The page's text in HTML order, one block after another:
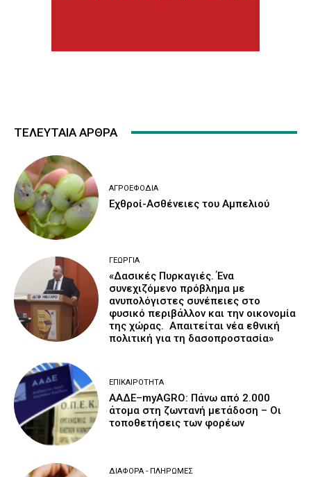
ΤΕΛΕΥΤΑΙΑ ΑΡΘΡΑ
ΑΓΡΟΕΦΌΔΙΑ
Εχθροί-Ασθένειες του Αμπελιού
ΓΕΩΡΓΊΑ
«Δασικές Πυρκαγιές. Ένα
συνεχιζόμενο πρόβλημα με
ανυπολόγιστες συνέπειες στο
φυσικό περιβάλλον και την οικονομία
της χώρας. Απαιτείται νέα εθνική
πολιτική για τη δασοπροστασία»
ΕΠΙΚΑΙΡΌΤΗΤΑ
ΑΑΔΕ–myAGRO: Πάνω από 2.000
άτομα στη ζωντανή μετάδοση – Οι
τοποθετήσεις των φορέων
ΔΙΆΦΟΡΑ - ΠΛΗΡΩΜΈΣ